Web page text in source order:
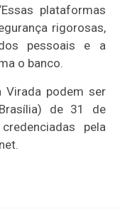
plataformas
rigorosas,
pessoais e a
o banco.
Virada podem ser
de 31 de
pela